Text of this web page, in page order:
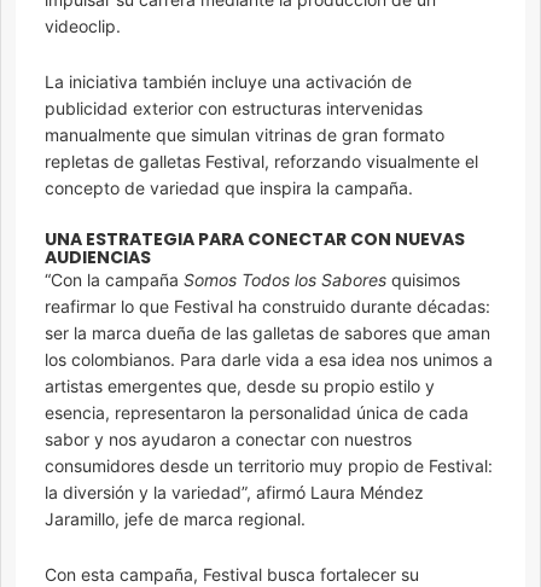
videoclip.
La iniciativa también incluye una activación de
publicidad exterior con estructuras intervenidas
manualmente que simulan vitrinas de gran formato
repletas de galletas Festival, reforzando visualmente el
concepto de variedad que inspira la campaña.
UNA ESTRATEGIA PARA CONECTAR CON NUEVAS
AUDIENCIAS
“Con la campaña Somos Todos los Sabores quisimos
reafirmar lo que Festival ha construido durante décadas:
ser la marca dueña de las galletas de sabores que aman
los colombianos. Para darle vida a esa idea nos unimos a
artistas emergentes que, desde su propio estilo y
esencia, representaron la personalidad única de cada
sabor y nos ayudaron a conectar con nuestros
consumidores desde un territorio muy propio de Festival:
la diversión y la variedad”, afirmó Laura Méndez
Jaramillo, jefe de marca regional.
Con esta campaña, Festival busca fortalecer su